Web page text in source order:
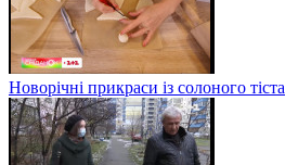
Новорічні прикраси із солоного тіста